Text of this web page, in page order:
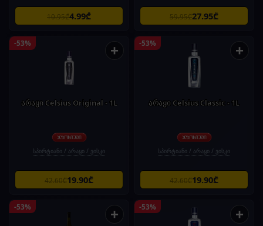
10.95₾4.99₾ 59.95₾27.95₾
-53% +
არაყი Celsius Original - 1L
სპირტიანი / არაყი / ვისკი
42.60₾19.90₾
-53% +
არაყი Celsius Classic - 1L
სპირტიანი / არაყი / ვისკი
42.60₾19.90₾
-53% + -53% +